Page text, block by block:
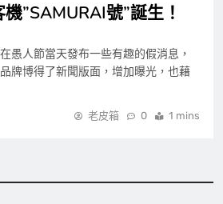
”SAMURAI號”誕生！
愚人節當天發布一些有趣的假消息，
牌博得了新聞版面，增加曝光，也藉
老皮箱 0 1 mins